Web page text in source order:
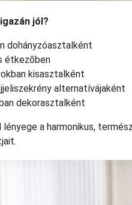
jól?
dohányzóasztalként
étkezőben
kisasztalként
alternatívájaként
dekorasztalként
lényege a harmonikus,